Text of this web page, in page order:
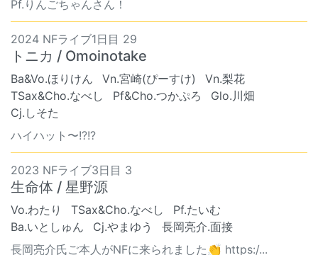
Pf.りんごちゃんさん！
2024 NFライブ1日目 29
トニカ / Omoinotake
Ba&Vo.ほりけん Vn.宮崎(ぴーすけ)
Vn.梨花
TSax&Cho.なべし
Pf&Cho.つかぷろ
Glo.川畑
Cj.しそた
ハイハット〜!?!?
2023 NFライブ3日目 3
生命体 / 星野源
Vo.わたり TSax&Cho.なべし
Pf.たいむ
Ba.いとしゅん
Cj.やまゆう
長岡亮介.面接
長岡亮介氏ご本人がNFに来られました👏 https:/...